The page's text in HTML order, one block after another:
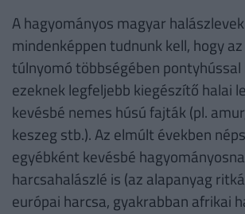
A hagyományos magyar
mindenképpen tudnunk kell, hogy
túlnyomó többségében
ezeknek legfeljebb kiegészítő halai
kevésbé nemes húsú fajták (pl.
keszeg stb.). Az elmúlt években
egyébként kevésbé
harcsahalászlé is (az alapanyag
európai harcsa, gyakrabban afrikai